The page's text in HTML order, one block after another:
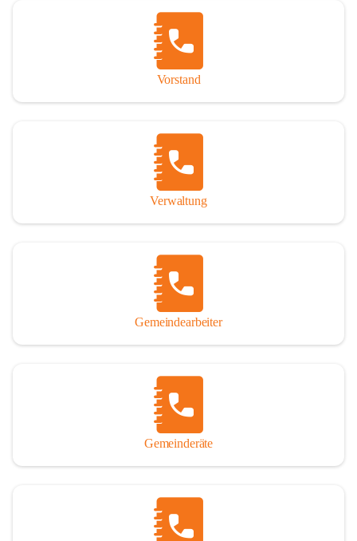
Vorstand
Verwaltung
Gemeindearbeiter
Gemeinderäte